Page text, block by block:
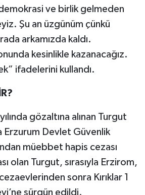
ve birlik gelmeden
Şu an üzgünüm çünkü
arkamızda kaldı.
kesinlikle kazanacağız.
ifadelerini kullandı.
gözaltına alınan Turgut
Erzurum Devlet Güvenlik
müebbet hapis cezası
olan Turgut, sırasıyla Erzirom,
sonra Kırıklar 1
sürgün edildi.